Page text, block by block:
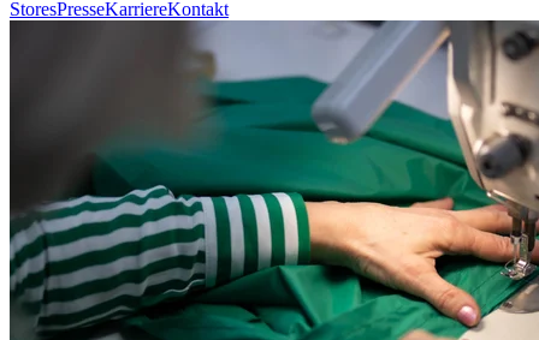
StoresPresseKarriereKontakt